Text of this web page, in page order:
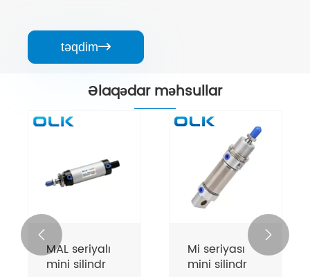
təqdim
Əlaqədar məhsullar
MAL seriyalı
mini silindr
Mi seriyası
mini silindr
 